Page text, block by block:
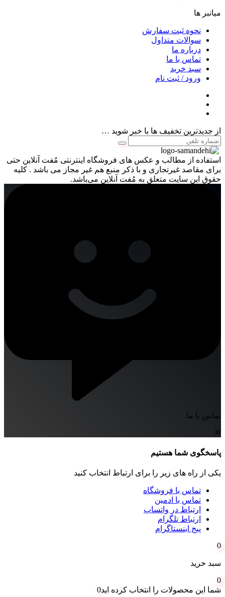
میانبر ها
نحوه ثبت سفارش
سوالات متداول
درباره ما
تماس با ما
سبد خرید
ورود / ثبت نام
از جدیدترین تخفیف ها با خبر شوید …
استفاده از مطالب و عکس های فروشگاه اینترنتی مُفت آنلاین حتی
برای مقاصد غیرتجاری و با ذکر منبع هم غیر مجاز می باشد . کلیه
حقوق این سایت متعلق به مُفت آنلاین می‌باشد.
تماس با ما
پاسخگوی شما هستیم
یکی از راه های زیر را برای ارتباط انتخاب کنید
تماس با فروشگاه
تماس با ادمین
ارتباط در واتساپ
ارتباط تلگرام
پیج اینستاگرام
0
سبد خرید
0
شما این محصولات را انتخاب کرده اید0